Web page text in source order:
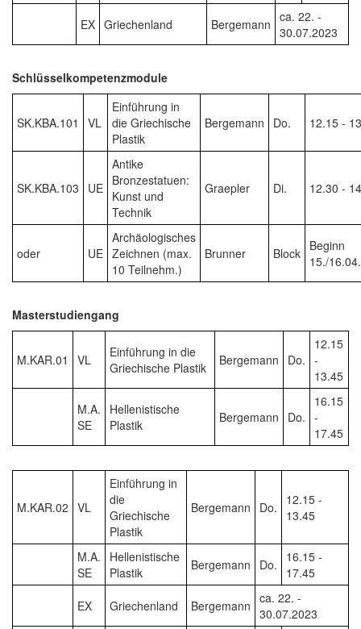
EX Griechenland Bergemann ca. 22. -
30.07.2023
Schlüsselkompetenzmodule
SK.KBA.101 VL
Einführung in
die Griechische
Plastik
Bergemann Do. 12.15 -
SK.KBA.103 UE
Antike
Bronzestatuen:
Kunst und
Technik
Graepler Di. 12.30 -
oder UE
Archäologisches
Zeichnen (max.
10 Teilnehm.)
Brunner Block Beginn
15./
Masterstudiengang
M.KAR.01 VL
Einführung in die
Griechische Plastik
Bergemann Do.
12.15
-
13.45
M.A.
SE
Hellenistische
Plastik
Bergemann Do.
16.15
-
17.45
M.KAR.02 VL
Einführung in
die
Griechische
Plastik
Bergemann Do.
12.15 -
13.45
M.A.
SE
Hellenistische
Plastik
Bergemann Do.
16.15 -
17.45
EX Griechenland Bergemann ca. 22. -
30.07.2023